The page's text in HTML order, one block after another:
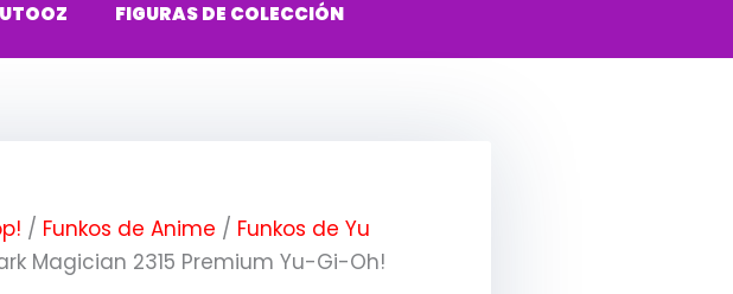
FIGURAS DE COLECCIÓN
/ Funkos de Anime / Funkos de Yu
Magician 2315 Premium Yu-Gi-Oh!